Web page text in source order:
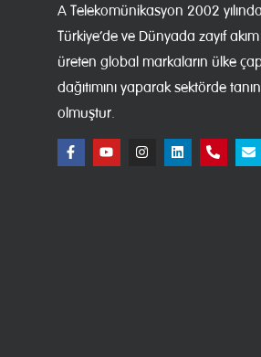
A Telekomünikasyon 2002
Türkiye’de ve Dünyada zayıf
üreten global markaların ülke
dağıtımını yaparak sektörde
olmuştur.